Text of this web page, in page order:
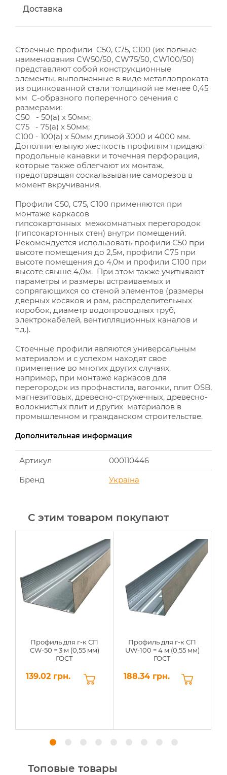
Доставка
Стоечные профили C50, С75, С100 (их полные
наименования CW50/50, CW75/50, CW100/50)
представляют собой конструкционные
элементы, выполненные в виде металлопроката
из оцинкованной стали толщиной не менее 0,45
мм С-образного поперечного сечения с
размерами:
C50 - 50(a) x 50мм;
C75 - 75(a) x 50мм;
C100 - 100(a) x 50мм длиной 3000 и 4000 мм.
Дополнительную жесткость профилям придают
продольные канавки и точечная перфорация,
которые также облегчают их монтаж,
предотвращая соскальзывание саморезов в
момент вкручивания.
Профили С50, С75, С100 применяются при
монтаже каркасов
гипсокартонных межкомнатных перегородок
(гипсокартонных стен) внутри помещений.
Рекомендуется использовать профили С50 при
высоте помещения до 2,5м, профили С75 при
высоте помещения до 4,0м и профили С100 при
высоте свыше 4,0м. При этом также учитывают
параметры и размеры встраиваемых и
сопрягающихся со стеной элементов (размеры
дверных косяков и рам, распределительных
коробок, диаметр водопроводных труб,
электрокабелей, вентилляционных каналов и
т.д.).
Стоечные профили являются универсальным
материалом и с успехом находят свое
применение во многих других случаях,
например, при монтаже каркасов для
перегородок из профнастила, вагонки, плит OSB,
магнезитовых, древесно-стружечных, древесно-
волокнистых плит и других материалов в
промышленном и гражданском строительстве.
Дополнительная информация
Артикул
000110446
Бренд
Україна
С этим товаром покупают
Профиль для г-к СП
CW-50 = 3 м (0,55 мм)
ГОСТ
139.02 грн.
Профиль для г-к СП
UW-100 = 4 м (0,55 мм)
ГОСТ
188.34 грн.
Топовые товары